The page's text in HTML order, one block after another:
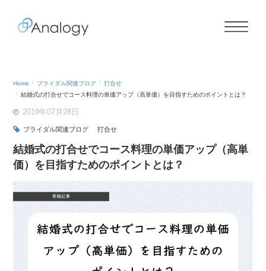
Home ブライダル関連ブログ
打合せ
結婚式の打合せでコース料理の単価アップ（高単価）を目指すためのポイントとは？
2019年07月28日
ブライダル関連ブログ 打合せ
結婚式の打合せでコース料理の単価アップ（高単
価）を目指すためのポイントとは？